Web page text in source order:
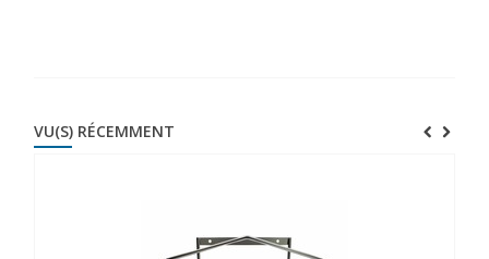
VU(S) RÉCEMMENT